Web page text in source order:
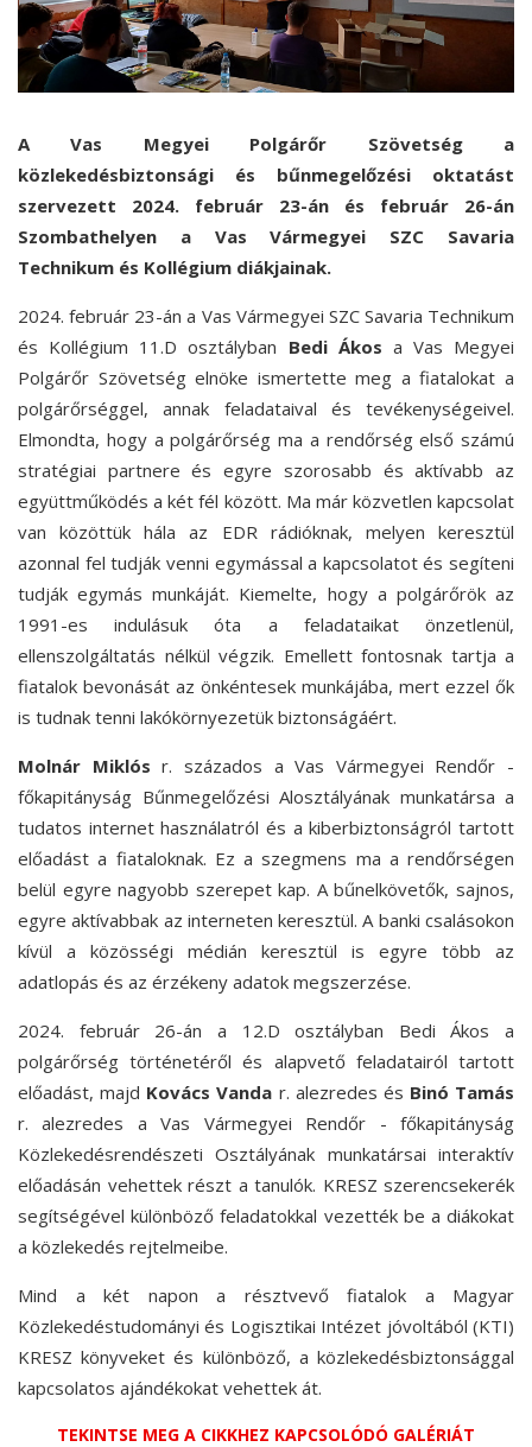
A Vas Megyei Polgárőr Szövetség a
közlekedésbiztonsági és bűnmegelőzési oktatást
szervezett 2024. február 23-án és február 26-án
Szombathelyen a Vas Vármegyei SZC Savaria
Technikum és Kollégium diákjainak.
2024. február 23-án a Vas Vármegyei SZC Savaria Technikum
és Kollégium 11.D osztályban Bedi Ákos a Vas Megyei
Polgárőr Szövetség elnöke ismertette meg a fiatalokat a
polgárőrséggel, annak feladataival és tevékenységeivel.
Elmondta, hogy a polgárőrség ma a rendőrség első számú
stratégiai partnere és egyre szorosabb és aktívabb az
együttműködés a két fél között. Ma már közvetlen kapcsolat
van közöttük hála az EDR rádióknak, melyen keresztül
azonnal fel tudják venni egymással a kapcsolatot és segíteni
tudják egymás munkáját. Kiemelte, hogy a polgárőrök az
1991-es indulásuk óta a feladataikat önzetlenül,
ellenszolgáltatás nélkül végzik. Emellett fontosnak tartja a
fiatalok bevonását az önkéntesek munkájába, mert ezzel ők
is tudnak tenni lakókörnyezetük biztonságáért.
Molnár Miklósr. százados a Vas Vármegyei Rendőr -
főkapitányság Bűnmegelőzési Alosztályának munkatársa a
tudatos internet használatról és a kiberbiztonságról tartott
előadást a fiataloknak. Ez a szegmens ma a rendőrségen
belül egyre nagyobb szerepet kap. A bűnelkövetők, sajnos,
egyre aktívabbak az interneten keresztül. A banki csalásokon
kívül a közösségi médián keresztül is egyre több az
adatlopás és az érzékeny adatok megszerzése.
2024. február 26-án a 12.D osztályban Bedi Ákos a
polgárőrség történetéről és alapvető feladatairól tartott
előadást, majd Kovács Vanda r. alezredes és Binó Tamás
r. alezredes a Vas Vármegyei Rendőr - főkapitányság
Közlekedésrendészeti Osztályának munkatársai interaktív
előadásán vehettek részt a tanulók. KRESZ szerencsekerék
segítségével különböző feladatokkal vezették be a diákokat
a közlekedés rejtelmeibe.
Mind a két napon a résztvevő fiatalok a Magyar
Közlekedéstudományi és Logisztikai Intézet jóvoltából (KTI)
KRESZ könyveket és különböző, a közlekedésbiztonsággal
kapcsolatos ajándékokat vehettek át.
TEKINTSE MEG A CIKKHEZ KAPCSOLÓDÓ GALÉRIÁT